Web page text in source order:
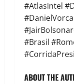
#AtlasIntel
#Brasil
ABOUT THE